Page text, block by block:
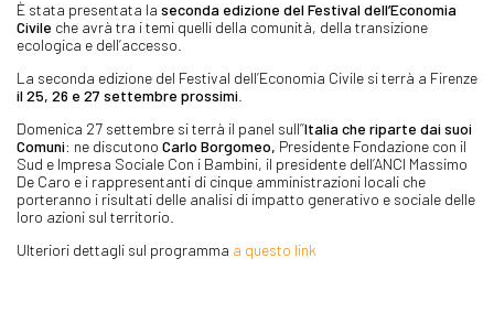
È stata presentata la seconda edizione del Festival dell’Economia
Civile che avrà tra i temi quelli della comunità, della transizione
ecologica e dell’accesso.
La seconda edizione del Festival dell’Economia Civile si terrà a Firenze
il 25, 26 e 27 settembre prossimi
Domenica 27 settembre si terrà il panel sull’’Italia che riparte dai suoi
Comuni: ne discutono Carlo Borgomeo, Presidente Fondazione con il
Sud e Impresa Sociale Con i Bambini, il presidente dell’ANCI Massimo
De Caro e i rappresentanti di cinque amministrazioni locali che
porteranno i risultati delle analisi di impatto generativo e sociale delle
loro azioni sul territorio.
Ulteriori dettagli sul programma a questo link